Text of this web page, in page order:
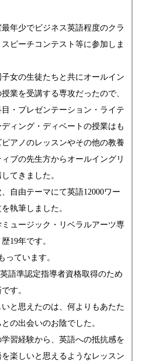
年少でビジネス英語程度のクラ
ピーチコンテスト等に参加しま
女の生徒たちと共にオールイン
業を受講する専攻だったので、
・プレゼンテーション・ライテ
ディング・ディベートの授業はも
アノのレッスンやその他の教養
ブの先生方からオールイングリ
てきました。
自由テーマにて英語12000ワー
執筆しました。
ュージック・リベラルアーツ専
19年です。
っています。
語準認定指導者資格取得のため
す。
と思えたのは、何よりもあたた
の出会いのお陰でした。
習経験から、英語への抵抗感を
楽しいと思えるようなレッスン